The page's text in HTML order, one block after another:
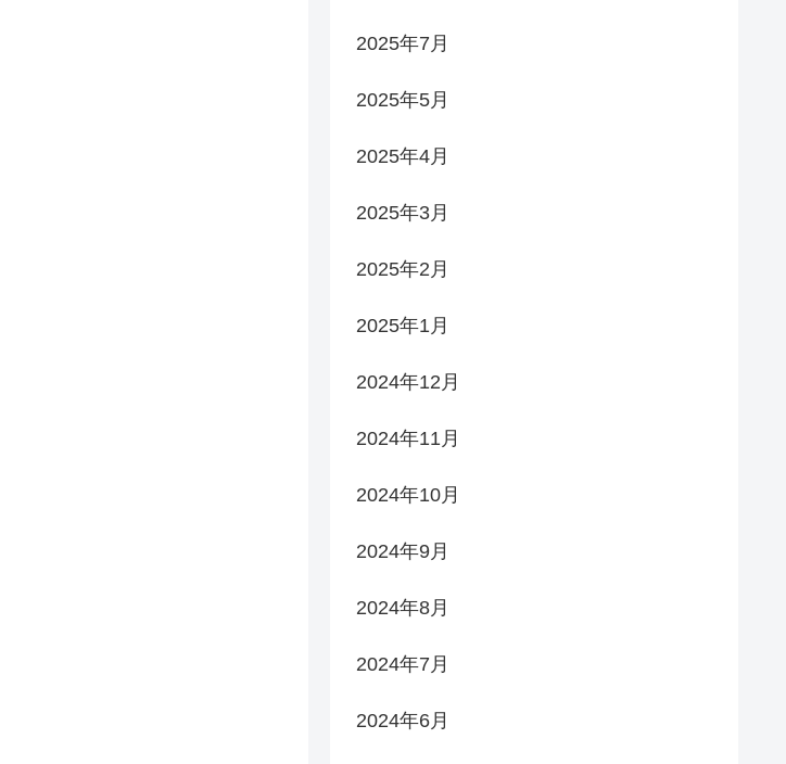
2025年7月
2025年5月
2025年4月
2025年3月
2025年2月
2025年1月
2024年12月
2024年11月
2024年10月
2024年9月
2024年8月
2024年7月
2024年6月